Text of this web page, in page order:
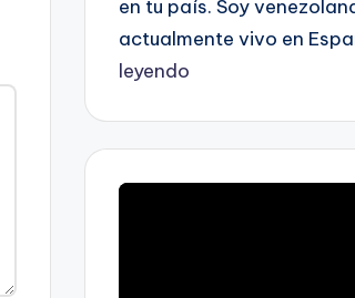
en tu país. Soy
actualmente vivo en
leyendo